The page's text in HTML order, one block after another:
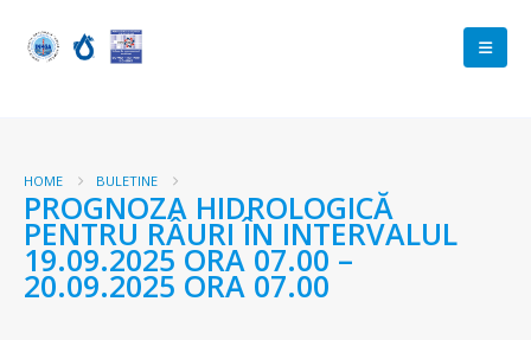
HOME BULETINE
PROGNOZA HIDROLOGICĂ
PENTRU RÂURI ÎN INTERVALUL
19.09.2025 ORA 07.00 –
20.09.2025 ORA 07.00